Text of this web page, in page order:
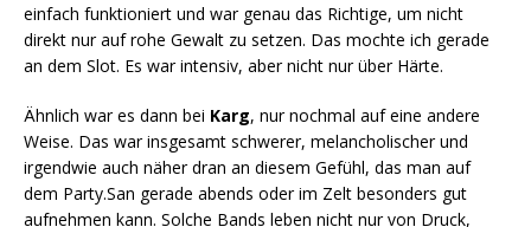
einfach funktioniert und war genau das Richtige, um nicht
direkt nur auf rohe Gewalt zu setzen. Das mochte ich gerade
an dem Slot. Es war intensiv, aber nicht nur über Härte.
Ähnlich war es dann bei Karg, nur nochmal auf eine andere
Weise. Das war insgesamt schwerer, melancholischer und
irgendwie auch näher dran an diesem Gefühl, das man auf
dem Party.San gerade abends oder im Zelt besonders gut
aufnehmen kann. Solche Bands leben nicht nur von Druck,